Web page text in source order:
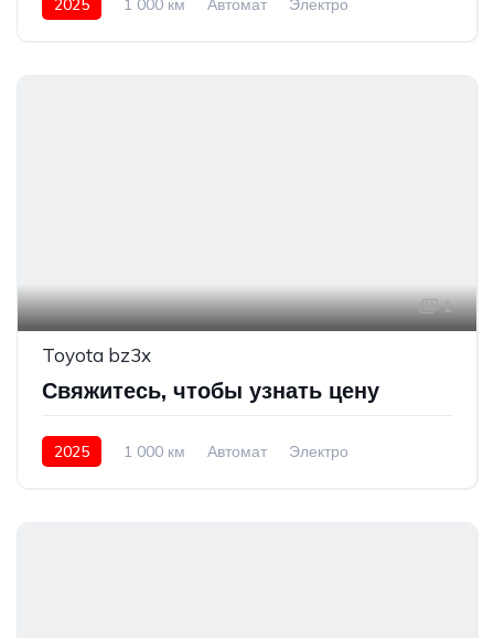
2025 1 000 км Автомат
Электро
1
Toyota bz3x
Свяжитесь, чтобы узнать цену
2025 1 000 км Автомат Электро